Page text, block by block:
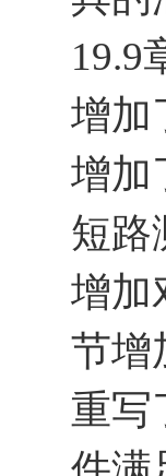
19.9
增加
增加
短路
增加
节增
重写